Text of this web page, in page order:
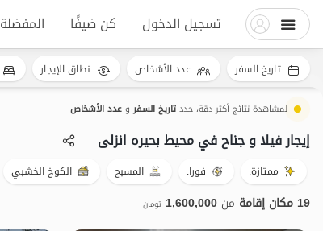
تسجيل الدخول كن ضيفًا المفضلة
لمشاهدة نتائج أكثر دقة، حددتاريخ السفروعدد الأشخاص
إيجار فيلا و جناح في محیط بحیره انزلی
ممتازة. فورا. المسبح الكوخ الخشبي
19 مكان إقامة من 1,600,000 تومان
تاريخ السفر عدد الأشخاص نطاق الإيجار